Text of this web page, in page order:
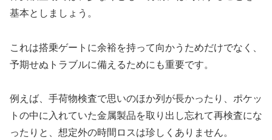
基本としましょう。
これは搭乗ゲートに余裕を持って向かうためだけでなく、
予期せぬトラブルに備えるためにも重要です。
例えば、手荷物検査で思いのほか列が長かったり、ポケッ
トの中に入れていた金属製品を取り出し忘れて再検査にな
ったりと、想定外の時間ロスは珍しくありません。